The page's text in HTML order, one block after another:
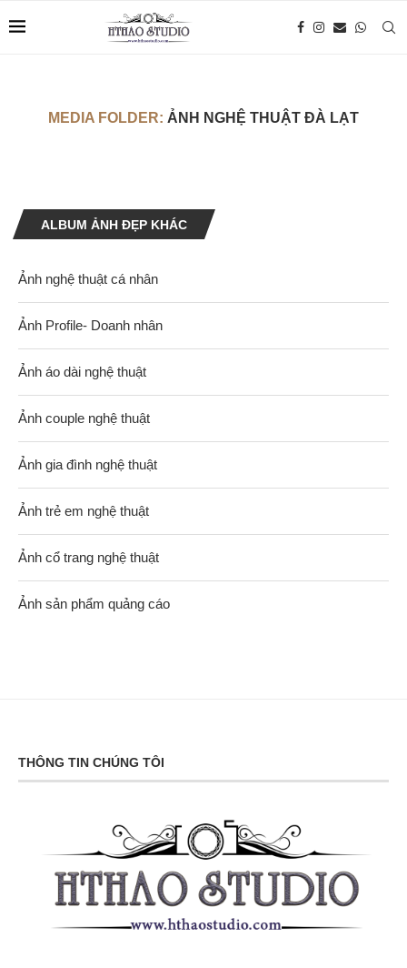
MEDIA FOLDER: ẢNH NGHỆ THUẬT ĐÀ LẠT
ALBUM ẢNH ĐẸP KHÁC
Ảnh nghệ thuật cá nhân
Ảnh Profile- Doanh nhân
Ảnh áo dài nghệ thuật
Ảnh couple nghệ thuật
Ảnh gia đình nghệ thuật
Ảnh trẻ em nghệ thuật
Ảnh cổ trang nghệ thuật
Ảnh sản phẩm quảng cáo
THÔNG TIN CHÚNG TÔI